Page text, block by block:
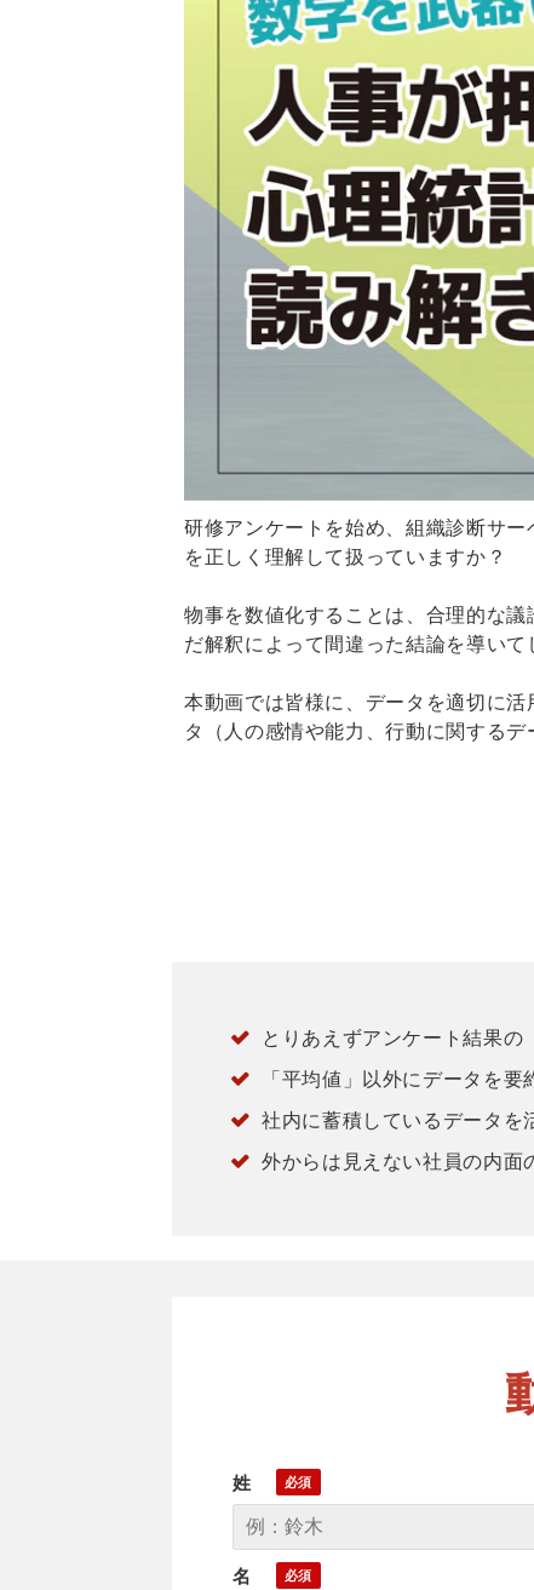
研修アンケートを始め、組織診断サ
を正しく理解して扱っていますか？
物事を数値化することは、合理的な
だ解釈によって間違った結論を導い
本動画では皆様に、データを適切に
タ（人の感情や能力、行動に関する
とりあえずアンケート結果
「平均値」以外にデータを
社内に蓄積しているデータを
外からは見えない社員の内面
姓
名